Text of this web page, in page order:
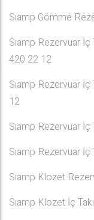
Sıamp Gömme
Sıamp Rezervuar İç
420 22 12
Sıamp Rezervuar İç
12
Sıamp Rezervuar İç
Sıamp Rezervuar İç
Sıamp Klozet
Sıamp Klozet İç